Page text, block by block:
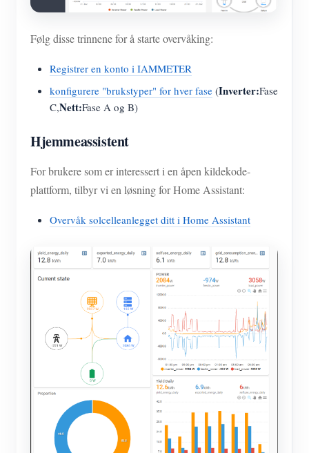
Følg disse trinnene for å starte overvåking:
Registrer en konto i IAMMETER
konfigurere "brukstyper" for hver fase (Inverter:Fase
C,Nett:Fase A og B)
Hjemmeassistent
For brukere som er interessert i en åpen kildekode-
plattform, tilbyr vi en løsning for Home Assistant:
Overvåk solcelleanlegget ditt i Home Assistant